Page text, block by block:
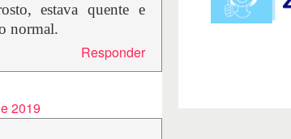
estava quente e
normal.
Responder
2019